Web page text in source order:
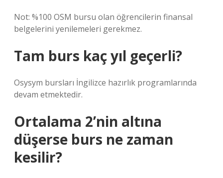
Not: %100 OSM bursu olan öğrencilerin finansal
belgelerini yenilemeleri gerekmez.
Tam burs kaç yıl geçerli?
Osysym bursları İngilizce hazırlık programlarında
devam etmektedir.
Ortalama 2’nin altına
düşerse burs ne zaman
kesilir?